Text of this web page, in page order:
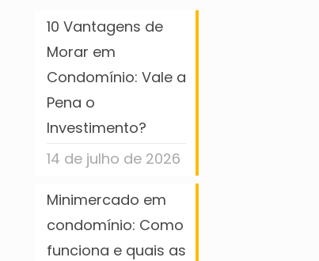
10 Vantagens de
Morar em
Condomínio: Vale a
Pena o
Investimento?
14 de julho de 2026
Minimercado em
condomínio: Como
funciona e quais as